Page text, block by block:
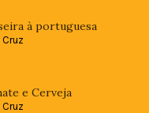
à portuguesa
e Cerveja